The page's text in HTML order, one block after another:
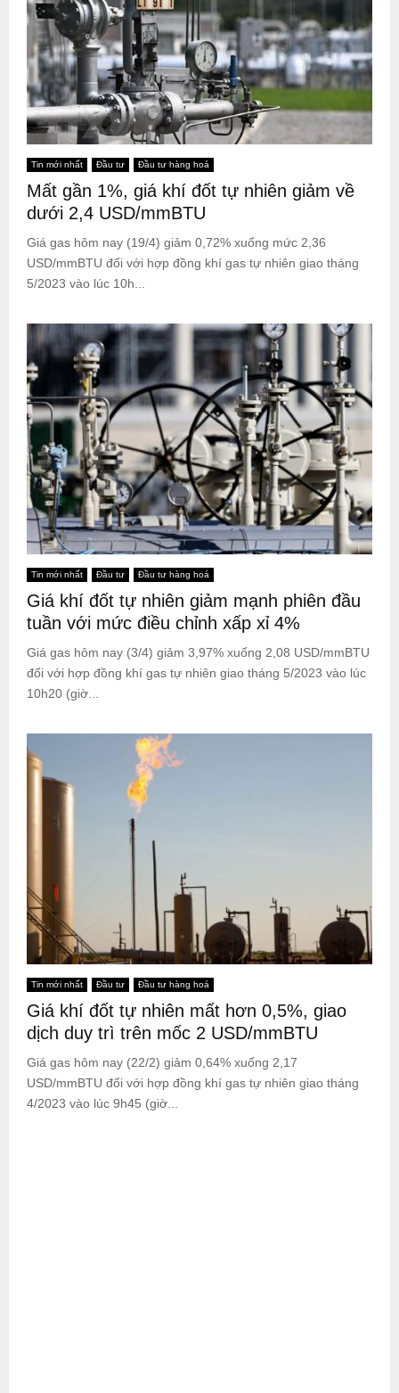
Tin mới nhất Đầu tư Đầu tư hàng hoá
Mất gần 1%, giá khí đốt tự nhiên giảm về
dưới 2,4 USD/mmBTU
Giá gas hôm nay (19/4) giảm 0,72% xuống mức 2,36
USD/mmBTU đối với hợp đồng khí gas tự nhiên giao tháng
5/2023 vào lúc 10h...
Tin mới nhất Đầu tư Đầu tư hàng hoá
Giá khí đốt tự nhiên giảm mạnh phiên đầu
tuần với mức điều chỉnh xấp xỉ 4%
Giá gas hôm nay (3/4) giảm 3,97% xuống 2,08 USD/mmBTU
đối với hợp đồng khí gas tự nhiên giao tháng 5/2023 vào lúc
10h20 (giờ...
Tin mới nhất Đầu tư Đầu tư hàng hoá
Giá khí đốt tự nhiên mất hơn 0,5%, giao
dịch duy trì trên mốc 2 USD/mmBTU
Giá gas hôm nay (22/2) giảm 0,64% xuống 2,17
USD/mmBTU đối với hợp đồng khí gas tự nhiên giao tháng
4/2023 vào lúc 9h45 (giờ...